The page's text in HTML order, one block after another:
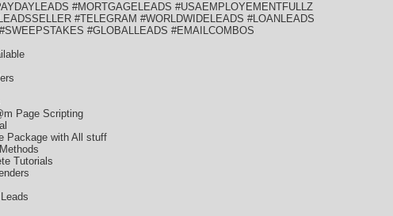
#MORTGAGELEADS #USAEMPLOYEMENTFULLZ
#TELEGRAM #WORLDWIDELEADS #LOANLEADS
#GLOBALLEADS #EMAILCOMBOS
Page Scripting
Package with All stuff
Tutorials